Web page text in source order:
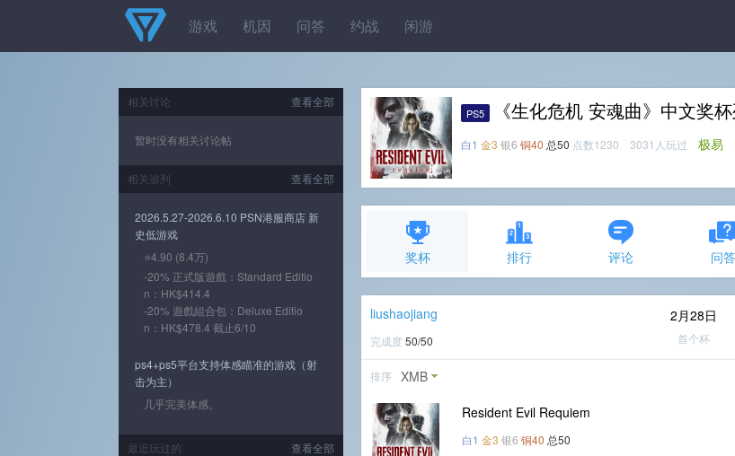
游戏 机因 问答 约战 闲游
PS5 《生化危机 安魂曲》中文奖
白1 金3 银6 铜40 总50 点数1230 3031人玩过 极易
奖杯 排行 评论 问答
liushaojiang
完成度 50/50
2月28日
首个杯
排序 XMB
Resident Evil Requiem
白1 金3 银6 铜40 总50
查看全部
相关讨论
暂时没有相关讨论帖
查看全部
相关游列
2026.5.27-2026.6.10 PSN港服商店 新
史低游戏
⭐4.90 (8.4万)
-20% 正式版遊戲：Standard Editio
n：HK$414.4
-20% 遊戲組合包：Deluxe Editio
n：HK$478.4 截止6/10
ps4+ps5平台支持体感瞄准的游戏（射
击为主）
几乎完美体感。
查看全部
最近玩过的